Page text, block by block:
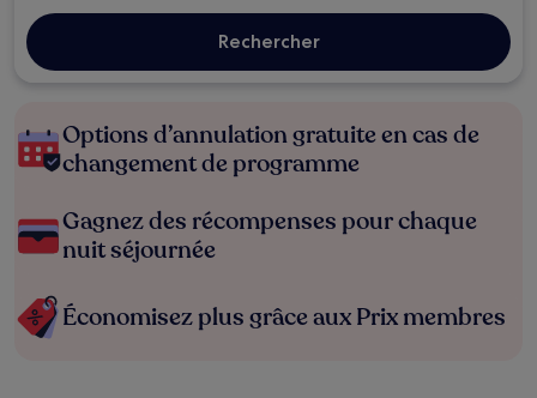
Rechercher
Options d’annulation gratuite en cas de
changement de programme
Gagnez des récompenses pour chaque
nuit séjournée
Économisez plus grâce aux Prix membres